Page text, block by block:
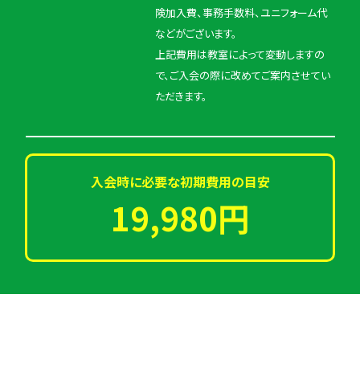
険加入費、事務手数料、ユニフォーム代
などがございます。
上記費用は教室によって変動しますの
で、ご入会の際に改めてご案内させてい
ただきます。
入会時に必要な初期費用の目安
19,980円